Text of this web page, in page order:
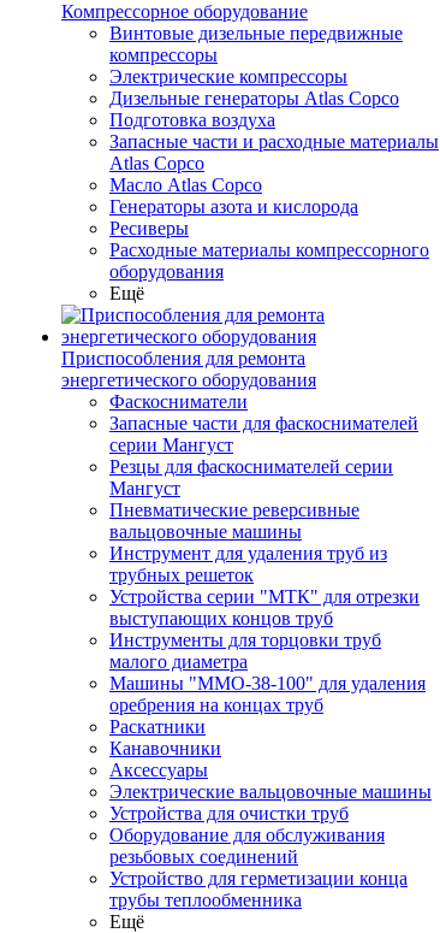
Компрессорное оборудование
Винтовые дизельные передвижные
компрессоры
Электрические компрессоры
Дизельные генераторы Atlas Copco
Подготовка воздуха
Запасные части и расходные материалы
Atlas Copco
Масло Atlas Copco
Генераторы азота и кислорода
Ресиверы
Расходные материалы компрессорного
оборудования
Ещё
Приспособления для ремонта
энергетического оборудования
Фаскосниматели
Запасные части для фаскоснимателей
серии Мангуст
Резцы для фаскоснимателей серии
Мангуст
Пневматические реверсивные
вальцовочные машины
Инструмент для удаления труб из
трубных решеток
Устройства серии "МТК" для отрезки
выступающих концов труб
Инструменты для торцовки труб
малого диаметра
Машины "ММО-38-100" для удаления
оребрения на концах труб
Раскатники
Канавочники
Аксессуары
Электрические вальцовочные машины
Устройства для очистки труб
Оборудование для обслуживания
резьбовых соединений
Устройство для герметизации конца
трубы теплообменника
Ещё